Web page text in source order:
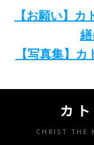
【お願い】
【写真集】
content
カ
CHRIST THE